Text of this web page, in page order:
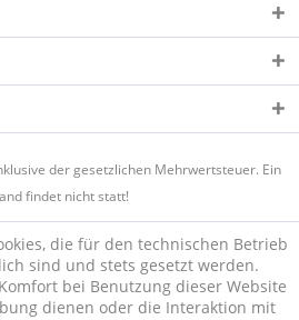
der gesetzlichen Mehrwertsteuer. Ein
findet nicht statt!
die für den technischen Betrieb
sind und stets gesetzt werden.
bei Benutzung dieser Website
dienen oder die Interaktion mit